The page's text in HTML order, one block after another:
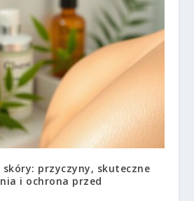
przyczyny, skuteczne
i ochrona przed